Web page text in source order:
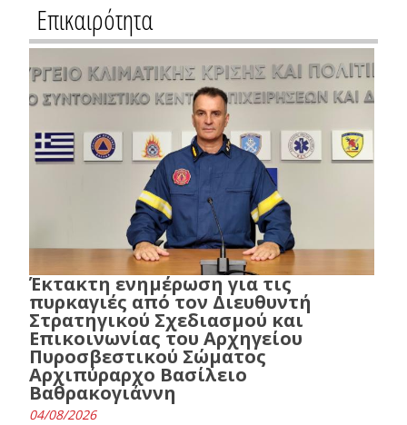
Επικαιρότητα
Έκτακτη ενημέρωση για τις
πυρκαγιές από τον Διευθυντή
Στρατηγικού Σχεδιασμού και
Επικοινωνίας του Αρχηγείου
Πυροσβεστικού Σώματος
Αρχιπύραρχο Βασίλειο
Βαθρακογιάννη
04/08/2026